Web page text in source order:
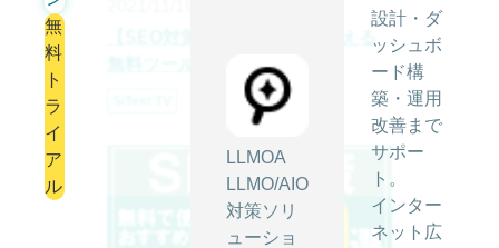
無
料
ト
ラ
イ
ア
ル
LLMOA
LLMO/AIO
対策ソリ
ューショ
設計・ダ
ッシュボ
ード構
築・運用
改善まで
サポー
ト。
インター
ネット広
無料ツール10選【後編】